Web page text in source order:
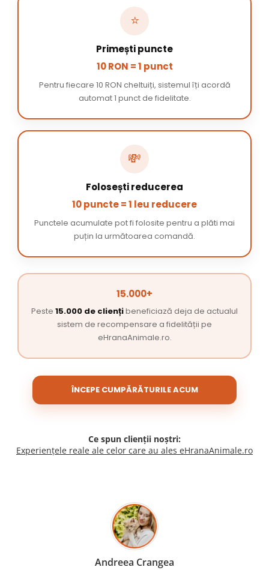
⭐
Primești puncte
10 RON = 1 punct
Pentru fiecare 10 RON cheltuiți, sistemul îți acordă
automat 1 punct de fidelitate.
💸
Folosești reducerea
10 puncte = 1 leu reducere
Punctele acumulate pot fi folosite pentru a plăti mai
puțin la următoarea comandă.
15.000+
Peste 15.000 de cliențibeneficiază deja de actualul
sistem de recompensare a fidelității pe
eHranaAnimale.ro.
ÎNCEPE CUMPĂRĂTURILE ACUM
Ce spun clienții noștri:
Experiențele reale ale celor care au ales eHranaAnimale.ro
Madalina Stancea